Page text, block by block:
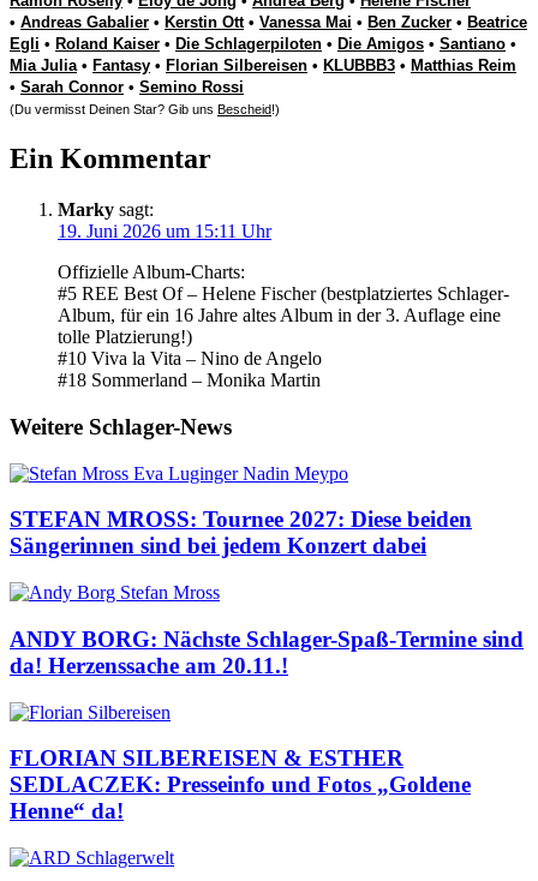
• Andreas Gabalier • Kerstin Ott• Vanessa Mai • Ben Zucker • Beatrice
Egli • Roland Kaiser • Die Schlagerpiloten • Die Amigos • Santiano •
Mia Julia• Fantasy • Florian Silbereisen • KLUBBB3 • Matthias Reim
• Sarah Connor • Semino Rossi
(Du vermisst Deinen Star? Gib uns Bescheid!)
Ein Kommentar
Marky sagt:
19. Juni 2026 um 15:11 Uhr
Offizielle Album-Charts:
#5 REE Best Of – Helene Fischer (bestplatziertes Schlager-
Album, für ein 16 Jahre altes Album in der 3. Auflage eine
tolle Platzierung!)
#10 Viva la Vita – Nino de Angelo
#18 Sommerland – Monika Martin
Weitere Schlager-News
STEFAN MROSS: Tournee 2027: Diese beiden
Sängerinnen sind bei jedem Konzert dabei
ANDY BORG: Nächste Schlager-Spaß-Termine sind
da! Herzenssache am 20.11.!
FLORIAN SILBEREISEN & ESTHER
SEDLACZEK: Presseinfo und Fotos „Goldene
Henne“ da!